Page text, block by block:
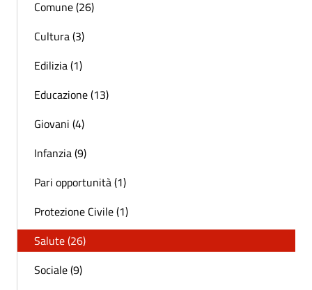
Comune (26)
Cultura (3)
Edilizia (1)
Educazione (13)
Giovani (4)
Infanzia (9)
Pari opportunità (1)
Protezione Civile (1)
Salute (26)
Sociale (9)